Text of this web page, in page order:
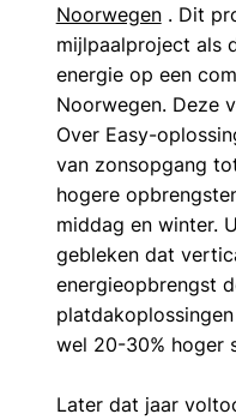
Noorwegen . Dit
mijlpaalproject als
energie op een
Noorwegen. Deze
Over Easy-
van zonsopgang
hogere
middag en winter.
gebleken dat
energieopbrengst
wel 20-30% hoger
Later dat jaar